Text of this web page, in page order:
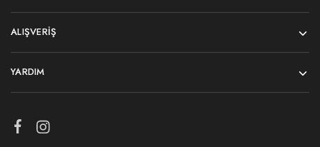
ALIŞVERIŞ
YARDIM